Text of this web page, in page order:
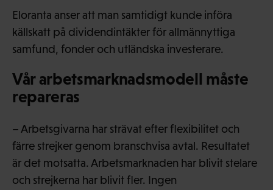
Eloranta anser att man samtidigt kunde införa
källskatt på dividendintäkter för allmännyttiga
samfund, fonder och utländska investerare.
Vår arbetsmarknadsmodell måste
repareras
– Arbetsgivarna har strävat efter flexibilitet och
färre strejker genom branschvisa avtal. Resultatet
är det motsatta. Arbetsmarknaden har blivit stelare
och strejkerna har blivit fler. Ingen